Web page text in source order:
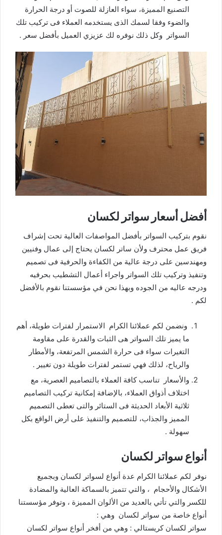
التصنيع المميزة، سواء العازلة للصوت أو درجة الحرارة
والضوء وفقا لسمك الذى يستخدمه العملاء فى تركيب تلك
السواتر وكل ذلك نوفره لك عزيزي العميل بأفضل سعر .
أفضل أسعار سواتر لكسان
نقوم بتركيب السواتر بأفضل المواصفات العالية تحت إشراف
فريق عمل محترف ولأن ساتر لكسان يحتاج إلى عمال وفنيين
ومهندسين على درجة عالية من الكفاءة والحرفية فى تصميم
وتنفيذ وتركيب تلك السواتر واجراء أعمال التشطيب بحرفيه
ودرجه عاليه من الجوده وبهذا نحن في مؤسستنا نقوم بالأفضل
لكم .
ونضمن لكم عملائنا الكرام الاستمرار لفترات طويلة، أهم
ما يميز تلك السواتر هى الثبات والقدرة على مقاومة
التغيرات سواء فى حرارة الشمس المرتفعة، والأمطار
والرياح، لذلك فهي تستمر لفترات طويلة دون تغيير .
والأسعار تناسب كافة العملاء بالتصاميم العصرية، مع
اختلاف أذواق العملاء، بالإضافة إمكانية تركيب التصاميم
ثلاثية الأبعاد الحديثة فى الستائر والتى تعطى التصميم
المميز والجذاب، للتصميم والتنفيذ على أرض الواقع بكل
سهولة .
أنواع سواتر لكسان
نوفر لكم عملائنا الكرام عدة أنواع لسواتر لكسان وبجميع
الأشكال والأحجام ، والتي تتميز بالسماكة العالية والمضادة
للكسر والتي تأتي بالعديد من الألوان المميزة ، وتوفر مؤسستنا
أنواع خاصة من سواتر لكسان وهي :
سواتر لكسان كريستالي : وهي من أفخر أنواع سواتر لكسان